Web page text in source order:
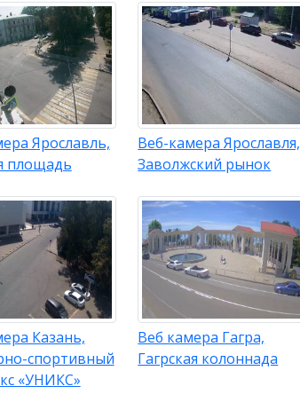
Ярославль,
площадь
Веб-камера Ярославля,
Заволжский рынок
Казань,
спортивный
«УНИКС»
Веб камера Гагра,
Гагрская колоннада